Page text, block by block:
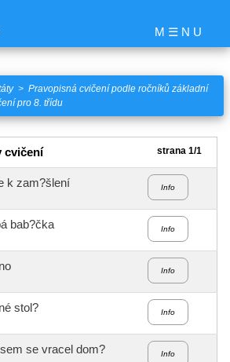
M ☰ N U
> Pravopisná cvičení podle ročníků základní
pro 8. třídu
cvičení strana 1/1
k zam?šlení Info
bab?čka Info
Info
stol? Info
se vracel dom? Info